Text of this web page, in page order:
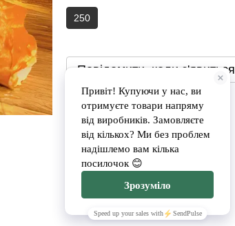
250
Повідомити, коли з'явиться
Доставка Оплата